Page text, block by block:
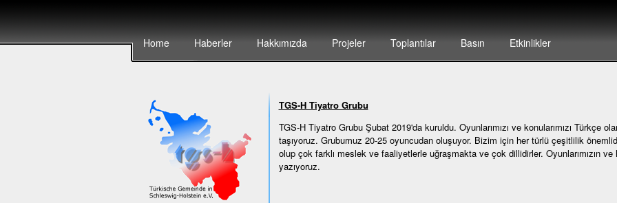
Home Haberler Hakkımızda Projeler Toplantılar Basın Etkinlikler
TGS-H Tiyatro Grubu
TGS-H Tiyatro Grubu Şubat 2019'da kuruldu. Oyunlarımızı ve konularımızı Türkçe
taşıyoruz. Grubumuz 20-25 oyuncudan oluşuyor. Bizim için her türlü çeşitlilik
olup çok farklı meslek ve faaliyetlerle uğraşmakta ve çok dillidirler. Oyunlarımızın ve
yazıyoruz.